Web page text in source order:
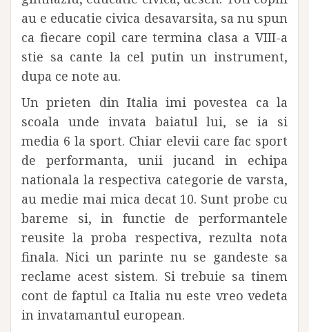
au e educatie civica desavarsita, sa nu spun
ca fiecare copil care termina clasa a VIII-a
stie sa cante la cel putin un instrument,
dupa ce note au.
Un prieten din Italia imi povestea ca la
scoala unde invata baiatul lui, se ia si
media 6 la sport. Chiar elevii care fac sport
de performanta, unii jucand in echipa
nationala la respectiva categorie de varsta,
au medie mai mica decat 10. Sunt probe cu
bareme si, in functie de performantele
reusite la proba respectiva, rezulta nota
finala. Nici un parinte nu se gandeste sa
reclame acest sistem. Si trebuie sa tinem
cont de faptul ca Italia nu este vreo vedeta
in invatamantul european.